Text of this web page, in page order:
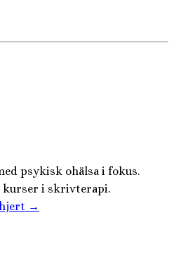
psykisk ohälsa i fokus.
kurser i skrivterapi.
→